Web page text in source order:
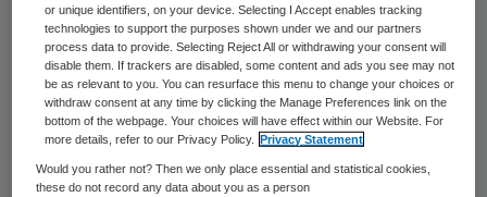
Dit moet leiden tot een versimpeling en
zorgt ervoor dat het zorgvraagtype nog
beter aansluit bij de hoeveelheid zorg die
een patiënt nodig heeft.
or unique identifiers, on your device. Selecting I Accept enables tracking
technologies to support the purposes shown under we and our partners
process data to provide. Selecting Reject All or withdrawing your consent will
disable them. If trackers are disabled, some content and ads you see may not
be as relevant to you. You can resurface this menu to change your choices or
withdraw consent at any time by clicking the Manage Preferences link on the
bottom of the webpage. Your choices will have effect within our Website. For
more details, refer to our Privacy Policy.
Privacy Statement
Would you rather not? Then we only place essential and statistical cookies,
these do not record any data about you as a person